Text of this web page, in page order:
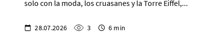
solo con la moda, los cruasanes y la Torre Eiffel,...
28.07.2026 3 6 min